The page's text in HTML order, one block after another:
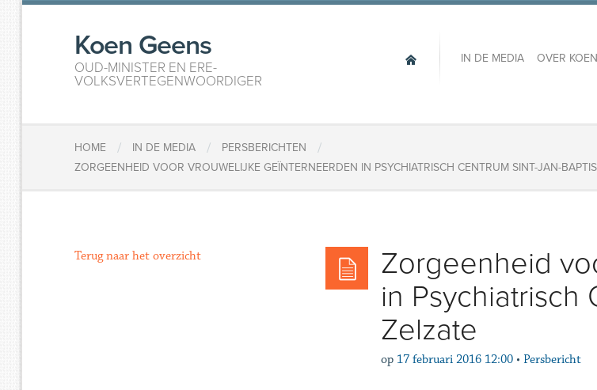
Koen Geens
OUD-MINISTER EN ERE-
VOLKSVERTEGENWOORDIGER
IN DE MEDIA OVER
HOME / IN DE MEDIA / PERSBERICHTEN /
ZORGEENHEID VOOR VROUWELIJKE GEÏNTERNEERDEN IN PSYCHIATRISCH CENTRUM SINT-JAN-
Zorgeenheid
in Psychiatrisch
Zelzate
op 17 februari 2016 12:00 • Persbericht
Terug naar het overzicht